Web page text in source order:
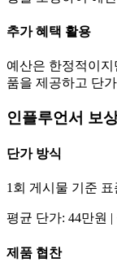
추가 혜택 활용
예산은 한정적이지
품을 제공하고 단가
인플루언서 보
단가방식
1회 게시물 기준
평균 단가: 44만원 |
제품 협찬